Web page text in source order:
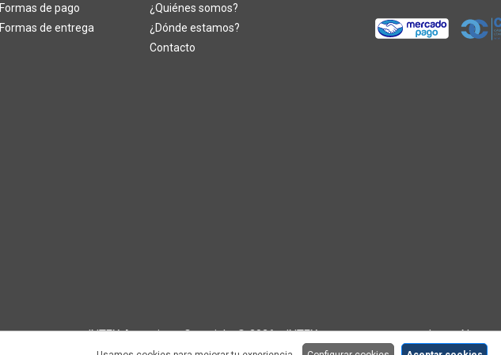
Formas de pago
Formas de entrega
¿Quiénes somos?
¿Dónde estamos?
Contacto
INTEX Argentina - Copyright © 2026 - INTEX es una marca operada por Necxus